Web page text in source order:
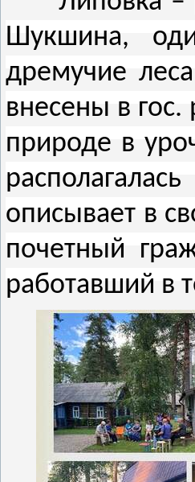
Шукшина,
дремучие
внесены в
природе в
описывает в
почетный
работавший в